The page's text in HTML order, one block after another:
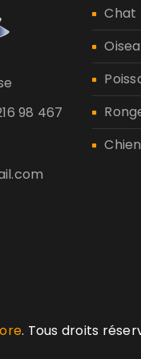
98 467
Chat
. Tous droits